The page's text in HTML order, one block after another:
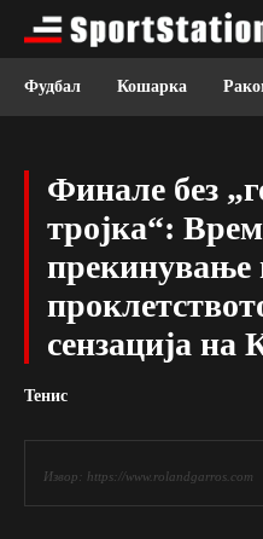
Фудбал Кошарка
Финале без
тројка“:
прекинување
сензација на
Тенис
Извор: https://www.rolandgarros.com